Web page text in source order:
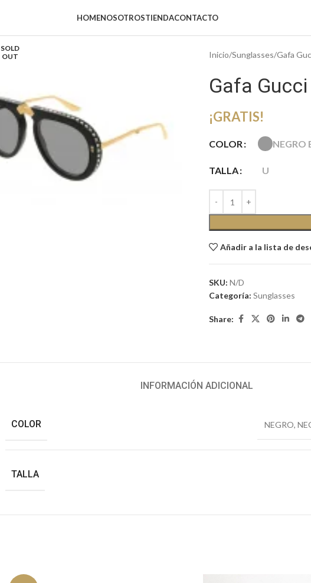
HOMENOSOTROSTIENDACONTACTO
SOLD
OUT
Haga clic para ampliar
Inicio Sunglasses Gafa
Gafa
¡GRATIS!
COLOR NEGRO
TALLA U
Añadir a la lista de
SKU: N/D
Categoría: Sunglasses
Share:
INFORMACIÓN ADICIONAL
COLOR NEGRO,
TALLA